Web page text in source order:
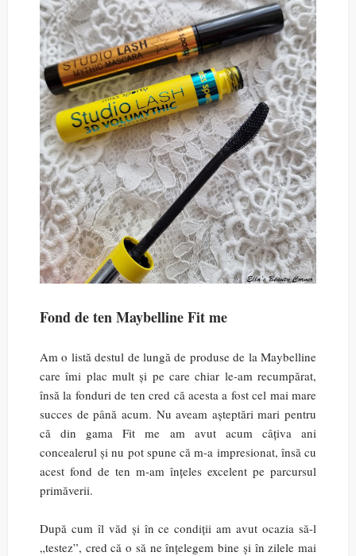
Fond de ten Maybelline Fit me
Am o listă destul de lungă de produse de la Maybelline
care îmi plac mult și pe care chiar le-am recumpărat,
însă la fonduri de ten cred că acesta a fost cel mai mare
succes de până acum. Nu aveam așteptări mari pentru
că din gama Fit me am avut acum câțiva ani
concealerul și nu pot spune că m-a impresionat, însă cu
acest fond de ten m-am înțeles excelent pe parcursul
primăverii.
După cum îl văd și în ce condiții am avut ocazia să-l
„testez”, cred că o să ne înțelegem bine și în zilele mai